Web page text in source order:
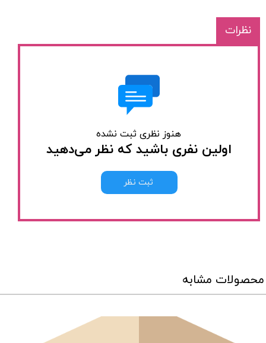
نظرات
هنوز نظری ثبت نشده
اولین نفری باشید که نظر می‌دهید
ثبت نظر
محصولات مشابه